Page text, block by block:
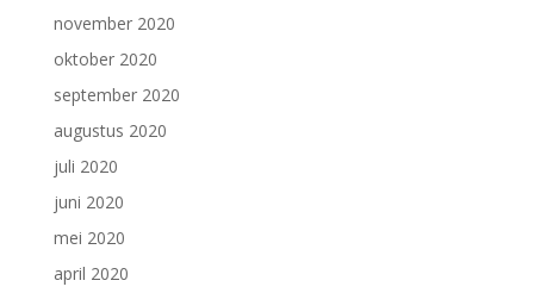
november 2020
oktober 2020
september 2020
augustus 2020
juli 2020
juni 2020
mei 2020
april 2020